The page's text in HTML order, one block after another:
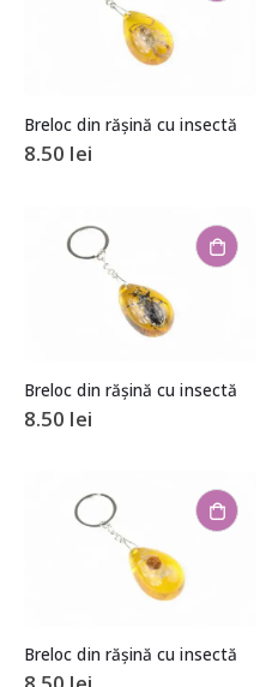
Breloc din rășină cu insectă
8.50 lei
Breloc din rășină cu insectă
8.50 lei
Breloc din rășină cu insectă